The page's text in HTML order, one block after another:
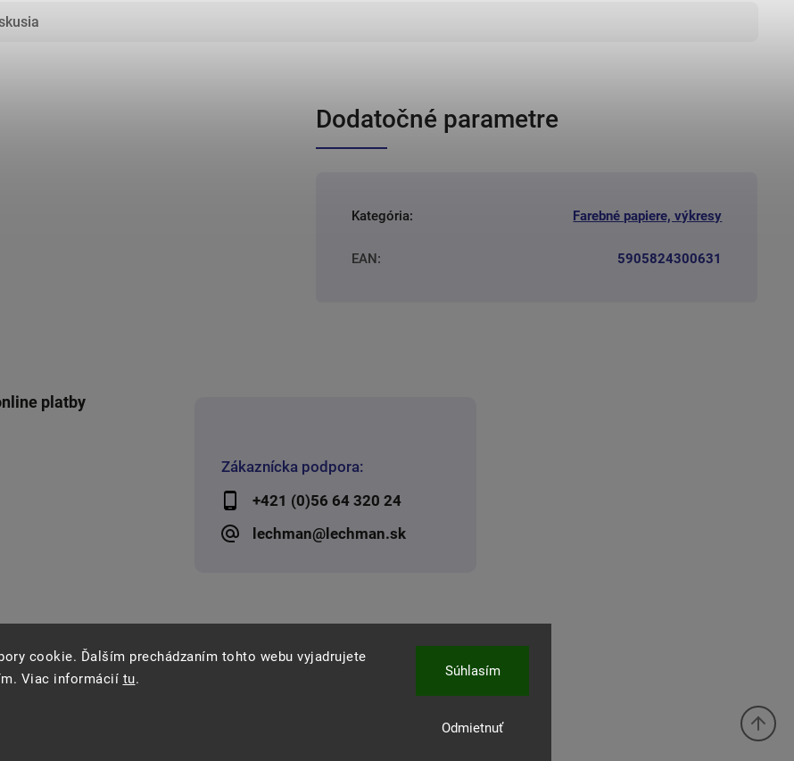
cookie. Ďalším prechádzaním tohto webu vyjadrujete
Viac informácií tu.
Odmietnuť
Súhlasím
Dodatočné parametre
Kategória: Farebné papiere, výkresy
EAN: 5905824300631
Zákaznícka podpora:
+421 (0)56 64 320 24
lechman@lechman.sk
platby